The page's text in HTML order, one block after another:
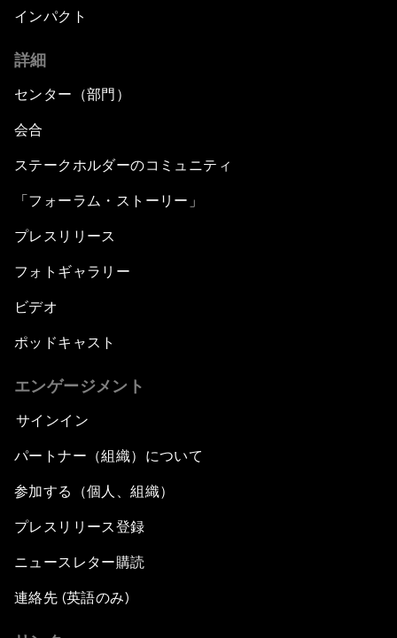
インパクト
詳細
センター（部門）
会合
ステークホルダーのコミュニティ
「フォーラム・ストーリー」
プレスリリース
フォトギャラリー
ビデオ
ポッドキャスト
エンゲージメント
サインイン
パートナー（組織）について
参加する（個人、組織）
プレスリリース登録
ニュースレター購読
連絡先 (英語のみ)